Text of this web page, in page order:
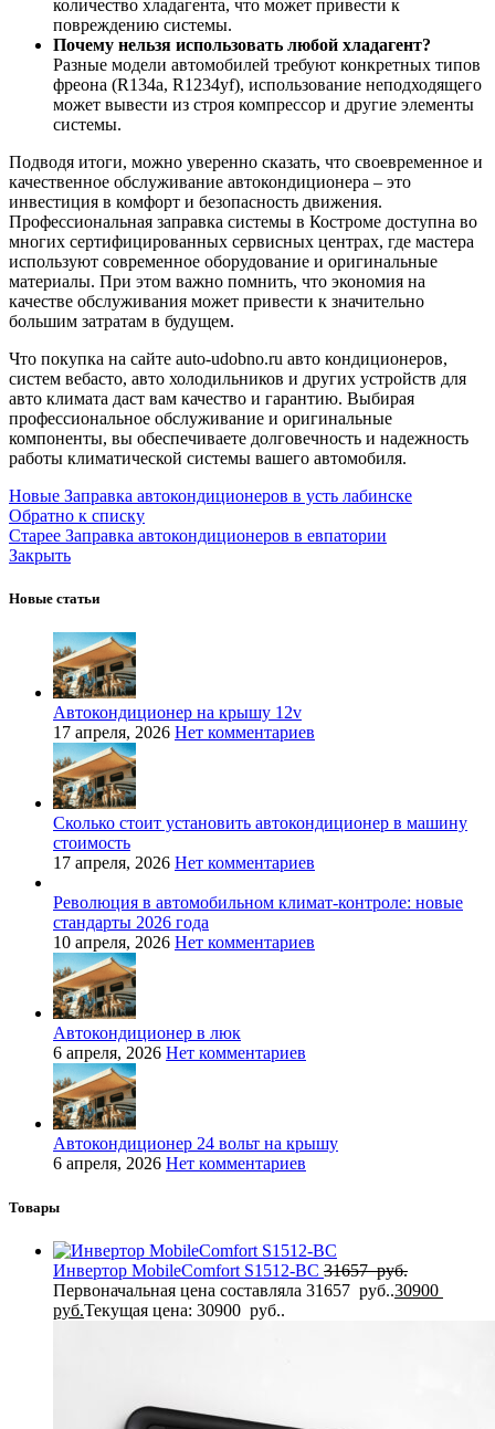
количество хладагента, что может привести к
повреждению системы.
Почему нельзя использовать любой хладагент?
Разные модели автомобилей требуют конкретных типов
фреона (R134a, R1234yf), использование неподходящего
может вывести из строя компрессор и другие элементы
системы.
Подводя итоги, можно уверенно сказать, что своевременное и
качественное обслуживание автокондиционера – это
инвестиция в комфорт и безопасность движения.
Профессиональная заправка системы в Костроме доступна во
многих сертифицированных сервисных центрах, где мастера
используют современное оборудование и оригинальные
материалы. При этом важно помнить, что экономия на
качестве обслуживания может привести к значительно
большим затратам в будущем.
Что покупка на сайте auto-udobno.ru авто кондиционеров,
систем вебасто, авто холодильников и других устройств для
авто климата даст вам качество и гарантию. Выбирая
профессиональное обслуживание и оригинальные
компоненты, вы обеспечиваете долговечность и надежность
работы климатической системы вашего автомобиля.
Новые Заправка автокондиционеров в усть лабинске
Обратно к списку
Старее Заправка автокондиционеров в евпатории
Закрыть
Новые статьи
Автокондиционер на крышу 12v
17 апреля, 2026 Нет комментариев
Сколько стоит установить автокондиционер в машину
стоимость
17 апреля, 2026 Нет комментариев
Революция в автомобильном климат-контроле: новые
стандарты 2026 года
10 апреля, 2026 Нет комментариев
Автокондиционер в люк
6 апреля, 2026 Нет комментариев
Автокондиционер 24 вольт на крышу
6 апреля, 2026 Нет комментариев
Товары
Инвертор MobileComfort S1512-BC 31657руб.
Первоначальная цена составляла 31657 руб..30900
руб.Текущая цена: 30900 руб..